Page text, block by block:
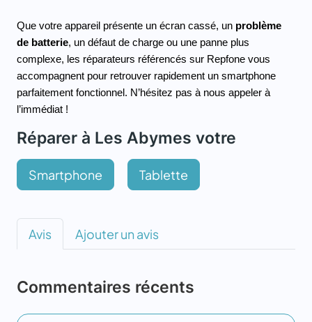
Que votre appareil présente un écran cassé, un problème
de batterie, un défaut de charge ou une panne plus
complexe, les réparateurs référencés sur Repfone vous
accompagnent pour retrouver rapidement un smartphone
parfaitement fonctionnel. N’hésitez pas à nous appeler à
l’immédiat !
Réparer à Les Abymes votre
Smartphone Tablette
Avis Ajouter un avis
Commentaires récents